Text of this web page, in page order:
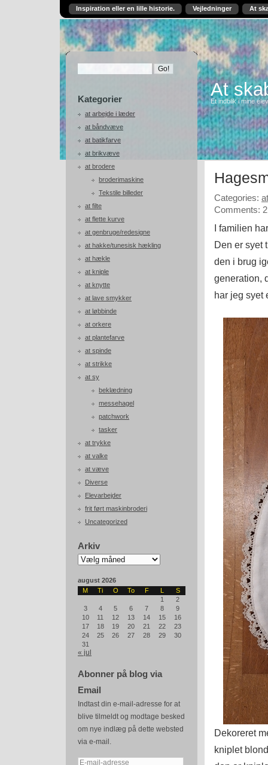
Inspiration eller en lille historie. Vejledninger At
Kategorier
at arbejde i læder
at båndvæve
at batikfarve
at brikvæve
at brodere
broderimaskine
Tekstile billeder
at filte
at flette kurve
at genbruge/redesigne
at hakke/tunesisk hækling
at hækle
at kniple
at knytte
at lave smykker
at løbbinde
at orkere
at plantefarve
at spinde
at strikke
at sy
beklædning
messehagel
patchwork
tasker
at trykke
at valke
at væve
Diverse
Elevarbejder
frit ført maskinbroderi
Uncategorized
Arkiv
Arkiv
august 2026
M
Ti O To F L
S
1
2
3
4 5 6 7 8
9
10
11 12 13 14 15
16
17
18 19 20 21 22
23
24
25 26 27 28 29
30
31
« jul
Abonner på blog via
Email
Indtast din e-mail-adresse for at
blive tilmeldt og modtage besked
om nye indlæg på dette websted
via e-mail.
E-
At
Et indblik i mine
Categories:
Comments: 2
I familien
Den er syet
den i brug
generation,
har jeg syet
Dekoreret
kniplet